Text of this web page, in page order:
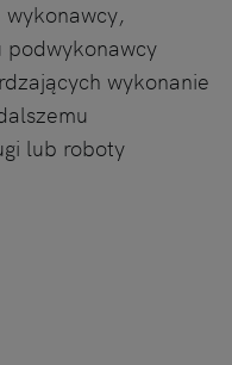
podwykonawcy
wykonanie
lub roboty